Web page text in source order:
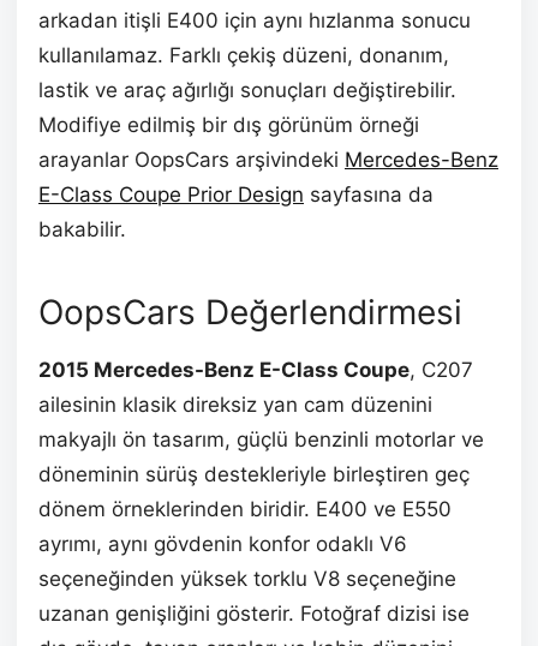
arkadan itişli E400 için aynı hızlanma sonucu
kullanılamaz. Farklı çekiş düzeni, donanım,
lastik ve araç ağırlığı sonuçları değiştirebilir.
Modifiye edilmiş bir dış görünüm örneği
arayanlar OopsCars arşivindeki Mercedes-Benz
E-Class Coupe Prior Design sayfasına da
bakabilir.
OopsCars Değerlendirmesi
2015 Mercedes-Benz E-Class Coupe, C207
ailesinin klasik direksiz yan cam düzenini
makyajlı ön tasarım, güçlü benzinli motorlar ve
döneminin sürüş destekleriyle birleştiren geç
dönem örneklerinden biridir. E400 ve E550
ayrımı, aynı gövdenin konfor odaklı V6
seçeneğinden yüksek torklu V8 seçeneğine
uzanan genişliğini gösterir. Fotoğraf dizisi ise